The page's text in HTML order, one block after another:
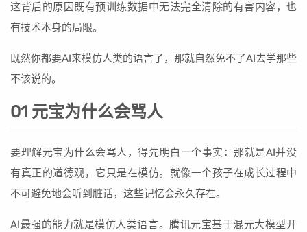
这背后的原因既有预训练数据中无法完全清除的有害内容，也
有技术本身的局限。
既然你都要AI来模仿人类的语言了，那就自然免不了AI去学那些
不该说的。
01 元宝为什么会骂人
要理解元宝为什么会骂人，得先明白一个事实：那就是AI并没
有真正的道德观，它只是在模仿。就像一个孩子在成长过程中
不可避免地会听到脏话，这些记忆会永久存在。
AI最强的能力就是模仿人类语言。腾讯元宝基于混元大模型开